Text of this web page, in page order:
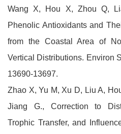
Wang X, Hou X, Zhou Q,
Phenolic Antioxidants and
from the Coastal Area of
Vertical Distributions. Environ
13690-13697.
Zhao X, Yu M, Xu D, Liu A,
Jiang G., Correction to
Trophic Transfer, and